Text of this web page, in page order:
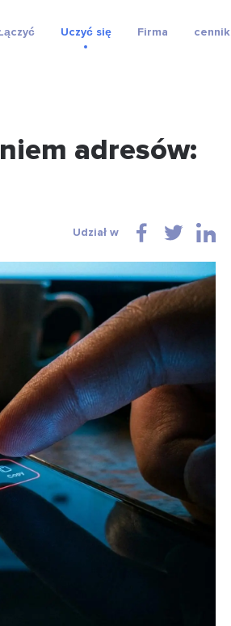
Uczyć się Firma cennik
adresów:
Udział w